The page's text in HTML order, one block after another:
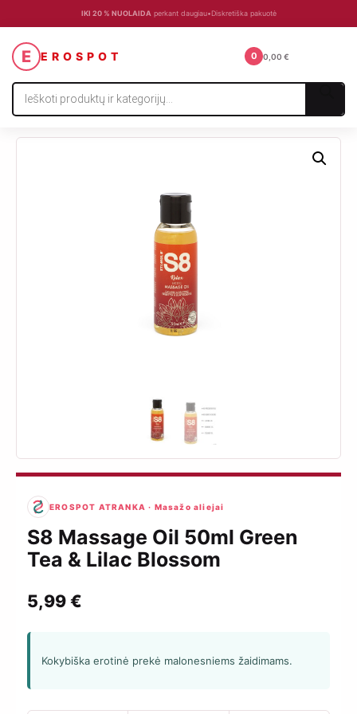
IKI 20 % NUOLAIDA perkant daugiau•Diskretiška pakuotė
E EROSPOT
Products
search
0 0,00 €
EROSPOT ATRANKA · Masažo aliejai
S8 Massage Oil 50ml Green
Tea & Lilac Blossom
5,99€
Kokybiška erotinė prekė malonesniems žaidimams.